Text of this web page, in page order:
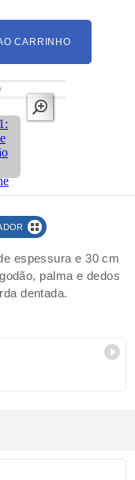
CARRINHO
espessura e 30 cm
palma e dedos
dentada.